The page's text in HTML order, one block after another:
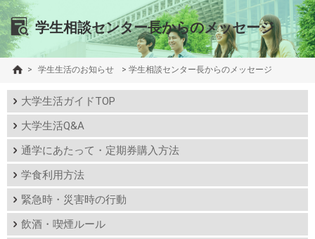
学生相談センター長からのメッセージ
> 学生生活のお知らせ > 学生相談センター長からのメッセージ
大学生活ガイドTOP
大学生活Q&A
通学にあたって・定期券購入方法
学食利用方法
緊急時・災害時の行動
飲酒・喫煙ルール